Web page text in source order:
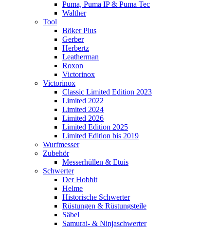
Puma, Puma IP & Puma Tec
Walther
Tool
Böker Plus
Gerber
Herbertz
Leatherman
Roxon
Victorinox
Victorinox
Classic Limited Edition 2023
Limited 2022
Limited 2024
Limited 2026
Limited Edition 2025
Limited Edition bis 2019
Wurfmesser
Zubehör
Messerhüllen & Etuis
Schwerter
Der Hobbit
Helme
Historische Schwerter
Rüstungen & Rüstungsteile
Säbel
Samurai- & Ninjaschwerter